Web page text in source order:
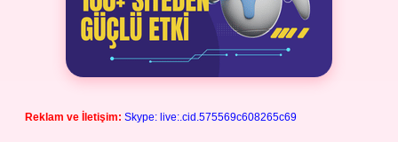
Reklam ve İletişim: Skype: live:.cid.575569c608265c69